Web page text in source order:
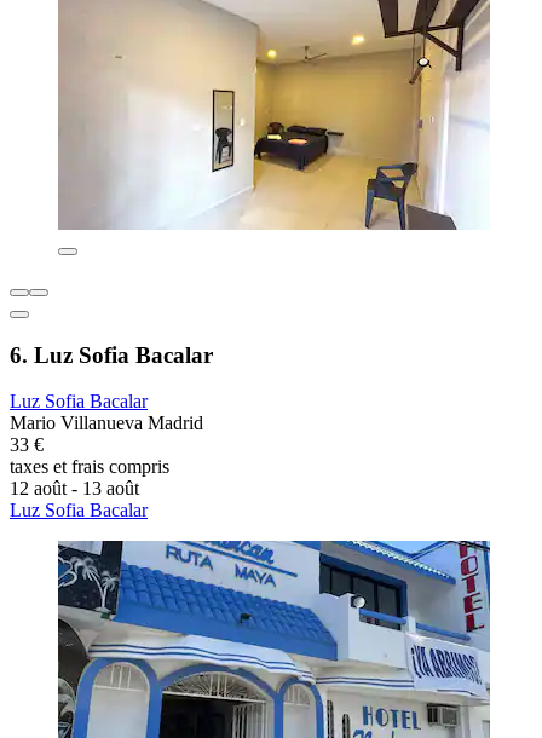
6. Luz Sofia Bacalar
Luz Sofia Bacalar
Mario Villanueva Madrid
33 €
taxes et frais compris
12 août - 13 août
Luz Sofia Bacalar